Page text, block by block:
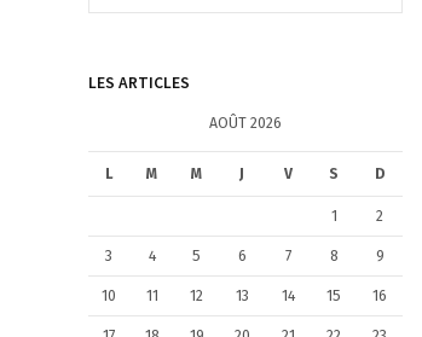
r
:
LES ARTICLES
AOÛT 2026
L M M J V S D
1 2
3 4 5 6 7 8 9
10 11 12 13 14 15 16